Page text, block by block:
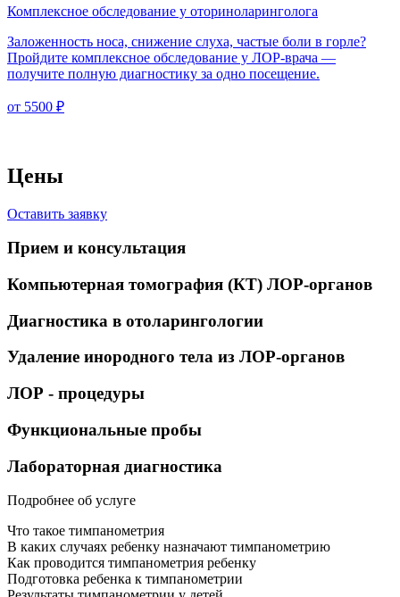
Комплексное обследование у оториноларинголога
Заложенность носа, снижение слуха, частые боли в горле?
Пройдите комплексное обследование у ЛОР-врача —
получите полную диагностику за одно посещение.
от 5500 ₽
Цены
Оставить заявку
Прием и консультация
Компьютерная томография (КТ) ЛОР-органов
Диагностика в отоларингологии
Удаление инородного тела из ЛОР-органов
ЛОР - процедуры
Функциональные пробы
Лабораторная диагностика
Подробнее об услуге
Что такое тимпанометрия
В каких случаях ребенку назначают тимпанометрию
Как проводится тимпанометрия ребенку
Подготовка ребенка к тимпанометрии